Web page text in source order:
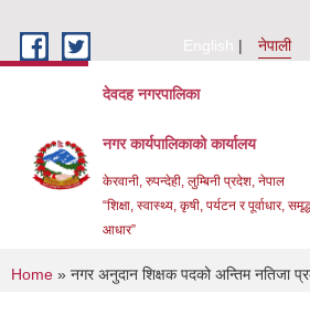
English
नेपाली
देवदह नगरपालिका
नगर कार्यपालिकाको कार्यालय
केरवानी, रुपन्देही, लुम्बिनी प्रदेश, नेपाल
“शिक्षा, स्वास्थ्य, कृषी, पर्यटन र पूर्वाधार,
आधार”
You are here
Home » नगर अनुदान शिक्षक पदको अन्तिम नतिजा